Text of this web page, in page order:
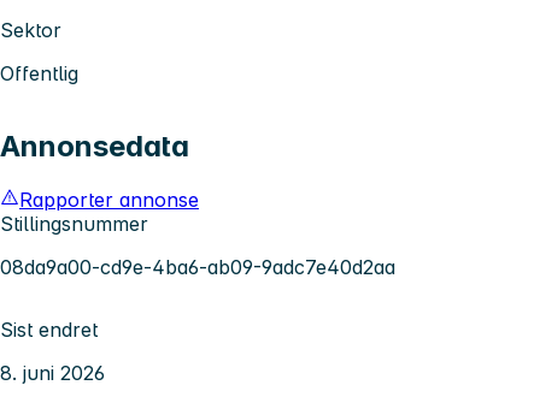
Sektor
Offentlig
Annonsedata
Rapporter annonse
Stillingsnummer
08da9a00-cd9e-4ba6-ab09-9adc7e40d2aa
Sist endret
8. juni 2026